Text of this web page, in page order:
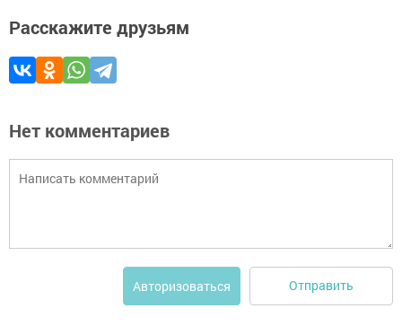
Расскажите друзьям
Нет комментариев
Авторизоваться Отправить